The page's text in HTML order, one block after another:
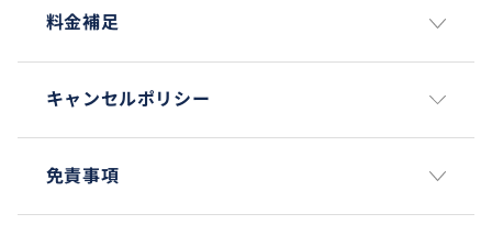
料金補足
キャンセルポリシー
免責事項